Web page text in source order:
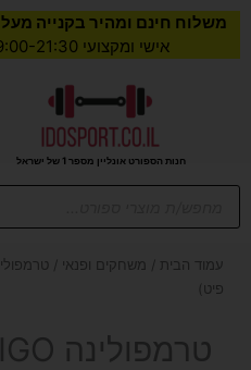
משלוח חינם ומהיר בקנייה מעל 199₪
אישי ומקצועי 9:00-21:30
חנות הספורט אונליין מספר 1 של ישראל
Products
עמוד הבית / משחקים ופנאי
פיט)